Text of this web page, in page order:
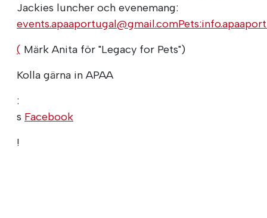
Jackies luncher och evenemang:
( Märk Anita för "Legacy for Pets")
Kolla gärna in APAA
:
s Facebook
!